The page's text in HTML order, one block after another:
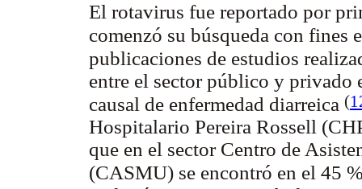
El rotavirus fue reportado por
comenzó su búsqueda con
publicaciones de estudios
entre el sector público y privado
causal de enfermedad diarreica (
Hospitalario Pereira Rossell
que en el sector Centro de
(CASMU) se encontró en el 45